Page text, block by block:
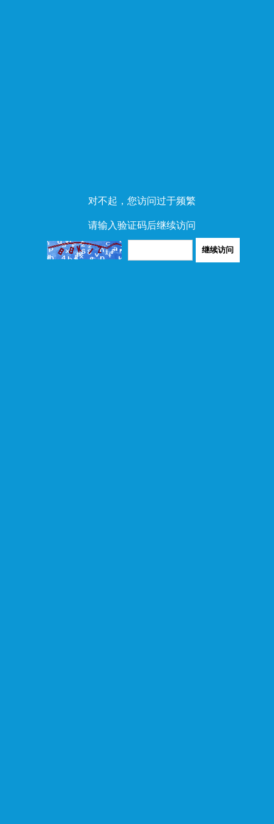
对不起，您访问过于频繁
请输入验证码后继续访问
继续访问